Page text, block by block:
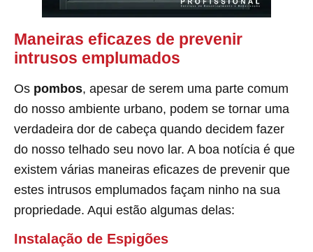
Maneiras eficazes de prevenir
intrusos emplumados
Os pombos, apesar de serem uma parte comum
do nosso ambiente urbano, podem se tornar uma
verdadeira dor de cabeça quando decidem fazer
do nosso telhado seu novo lar. A boa notícia é que
existem várias maneiras eficazes de prevenir que
estes intrusos emplumados façam ninho na sua
propriedade. Aqui estão algumas delas:
Instalação de Espigões